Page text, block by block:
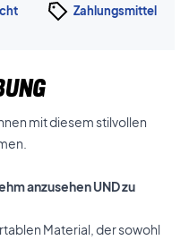
Zahlungsmittel
mit diesem stilvollen
anzusehen UND zu
Material, der sowohl